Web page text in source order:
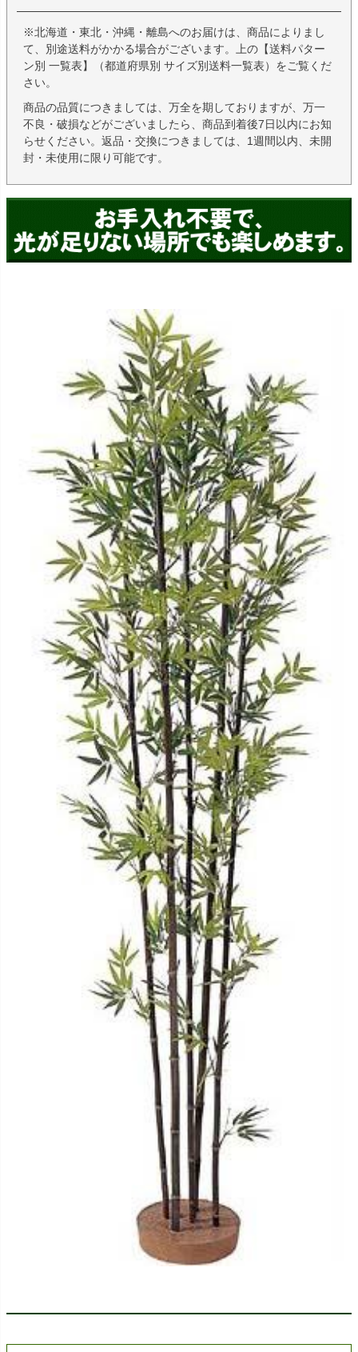
※北海道・東北・沖縄・離島へのお届けは、商品によりまし
て、別途送料がかかる場合がございます。上の【送料パター
ン別 一覧表】（都道府県別 サイズ別送料一覧表）をご覧くだ
さい。
商品の品質につきましては、万全を期しておりますが、万一
不良・破損などがございましたら、商品到着後7日以内にお知
らせください。返品・交換につきましては、1週間以内、未開
封・未使用に限り可能です。